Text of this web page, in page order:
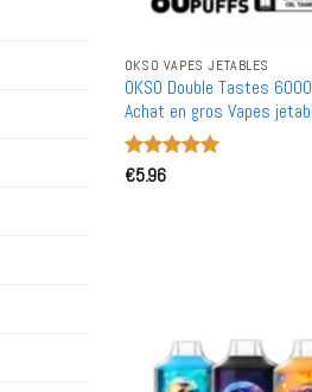
OKSO VAPES JETABLES
OKSO Double Tastes
Achat en gros Vapes
Note
€5.96